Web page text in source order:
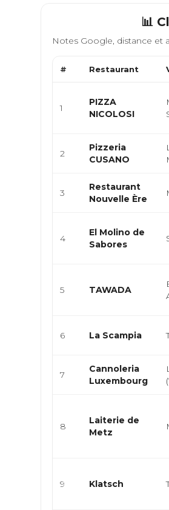
📊
Notes Google, distance et
# Restaurant
1
PIZZA
NICOLOSI
2
Pizzeria
CUSANO
3
Restaurant
Nouvelle Ère
4
El Molino de
Sabores
5 TAWADA
6 La Scampia
7
Cannoleria
Luxembourg
8
Laiterie de
Metz
9 Klatsch